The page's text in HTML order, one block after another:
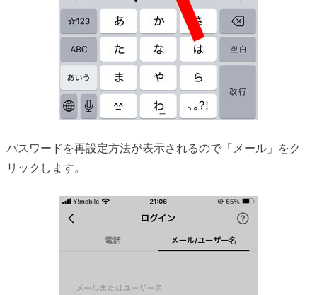
パスワードを再設定方法が表示されるので「メール」をク
リックします。